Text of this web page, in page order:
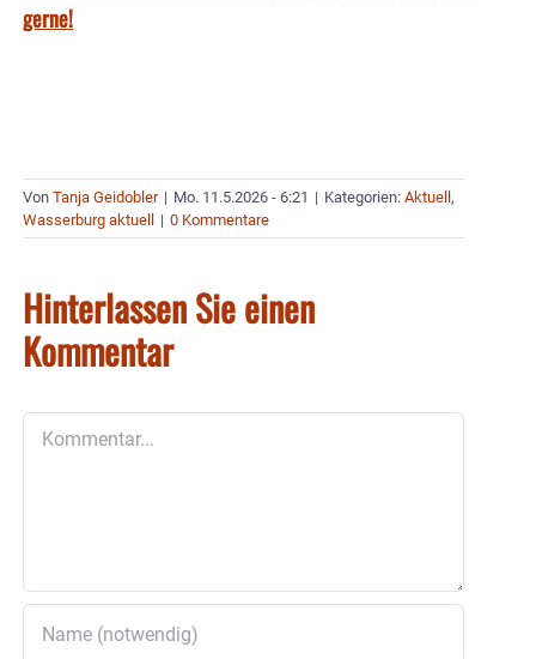
gerne!
Von Tanja Geidobler | Mo. 11.5.2026 - 6:21 | Kategorien: Aktuell ,
Wasserburg aktuell
| 0 Kommentare
Hinterlassen Sie einen
Kommentar